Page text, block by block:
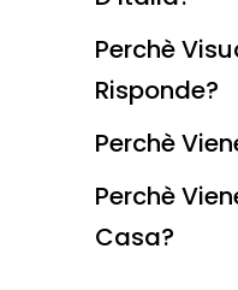
Perchè
Risponde?
Perchè
Perchè
Casa?